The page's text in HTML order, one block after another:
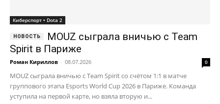
Киберспорт • Dota 2
MOUZ сыграла вничью с Team
Spirit в Париже
Роман Кириллов - 08.07.2026 0
MOUZ сыграла вничью с Team Spirit со счётом 1:1 в матче
группового этапа Esports World Cup 2026 в Париже. Команда
уступила на первой карте, но взяла вторую и...